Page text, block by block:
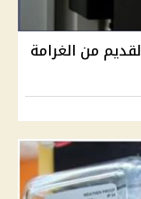
من الغرامة